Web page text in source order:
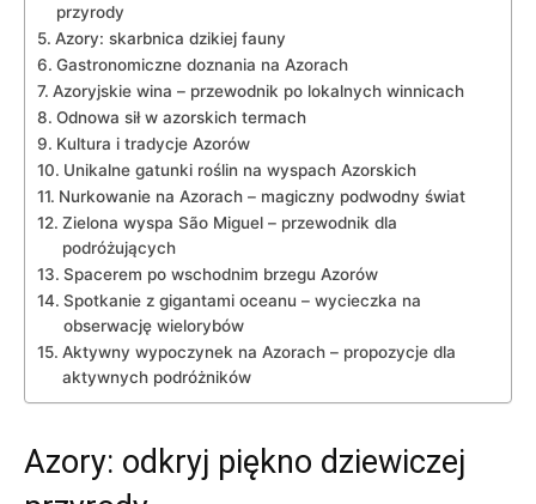
przyrody
Azory: skarbnica dzikiej fauny
Gastronomiczne doznania na Azorach
Azoryjskie wina – przewodnik po lokalnych winnicach
Odnowa sił w azorskich termach
Kultura i tradycje Azorów
Unikalne gatunki roślin na wyspach Azorskich
Nurkowanie na Azorach – magiczny podwodny świat
Zielona wyspa São Miguel – przewodnik dla
podróżujących
Spacerem po wschodnim brzegu Azorów
Spotkanie z gigantami oceanu – wycieczka na
obserwację wielorybów
Aktywny wypoczynek na Azorach – propozycje dla
aktywnych podróżników
Azory: odkryj piękno dziewiczej